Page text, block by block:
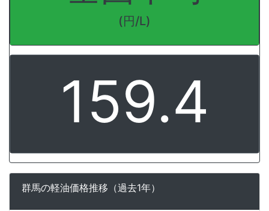
(円/L)
159.4
群馬の軽油価格推移（過去1年）